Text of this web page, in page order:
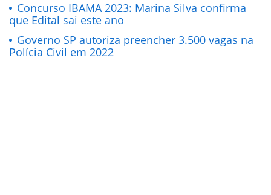
Concurso IBAMA 2023: Marina Silva confirma
que Edital sai este ano
Governo SP autoriza preencher 3.500 vagas na
Polícia Civil em 2022